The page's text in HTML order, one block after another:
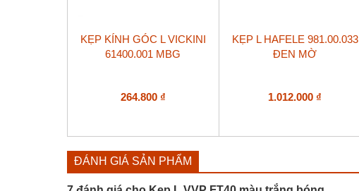
KẸP KÍNH GÓC L VICKINI
61400.001 MBG
264.800 ₫
KẸP L HAFELE 981.00.033
ĐEN MỜ
1.012.000 ₫
ĐÁNH GIÁ SẢN PHẨM